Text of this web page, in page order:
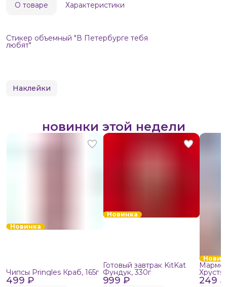
О товаре Характеристики
Стикер объемный "В Петербурге тебя
любят"
Наклейки
новинки этой недели
Новинка
499 ₽
Чипсы Pringles Краб, 165г
Новинка
999 ₽
Готовый завтрак KitKat
Фундук, 330г
249 ₽